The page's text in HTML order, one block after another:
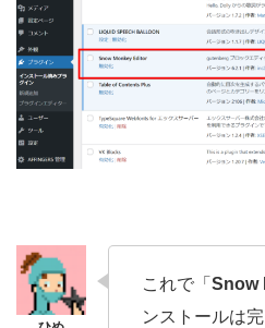
これで「 Snow
ンストールは完